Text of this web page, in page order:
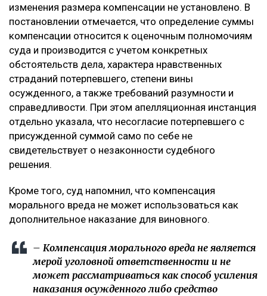
изменения размера компенсации не установлено. В
постановлении отмечается, что определение суммы
компенсации относится к оценочным полномочиям
суда и производится с учетом конкретных
обстоятельств дела, характера нравственных
страданий потерпевшего, степени вины
осужденного, а также требований разумности и
справедливости. При этом апелляционная инстанция
отдельно указала, что несогласие потерпевшего с
присужденной суммой само по себе не
свидетельствует о незаконности судебного
решения.
Кроме того, суд напомнил, что компенсация
морального вреда не может использоваться как
дополнительное наказание для виновного.
– Компенсация морального вреда не является
мерой уголовной ответственности и не
может рассматриваться как способ усиления
наказания осужденного либо средство